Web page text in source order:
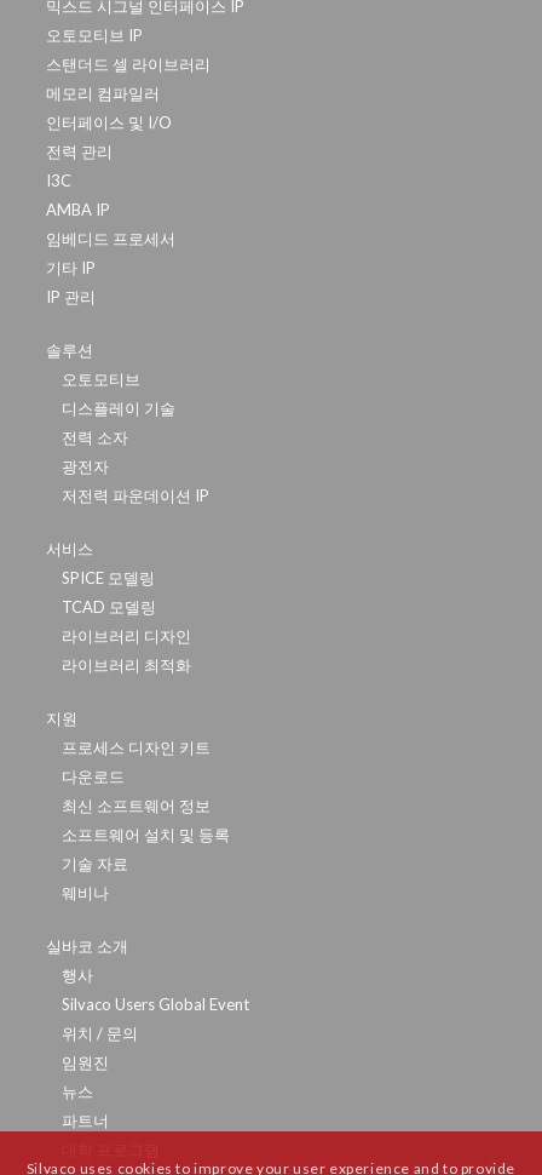
믹스드 시그널 인터페이스 IP
오토모티브 IP
스탠더드 셀 라이브러리
메모리 컴파일러
인터페이스 및 I/O
전력 관리
I3C
AMBA IP
임베디드 프로세서
기타 IP
IP 관리
솔루션
오토모티브
디스플레이 기술
전력 소자
광전자
저전력 파운데이션 IP
서비스
SPICE 모델링
TCAD 모델링
라이브러리 디자인
라이브러리 최적화
지원
프로세스 디자인 키트
다운로드
최신 소프트웨어 정보
소프트웨어 설치 및 등록
기술 자료
웨비나
실바코 소개
행사
Silvaco Users Global Event
위치 / 문의
임원진
뉴스
파트너
Silvaco uses cookies to improve your user experience and to provide